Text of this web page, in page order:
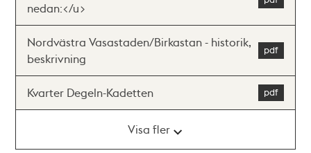
nedan:</u>
Nordvästra Vasastaden/Birkastan - historik,
beskrivning
Kvarter Degeln-Kadetten
Visa fler